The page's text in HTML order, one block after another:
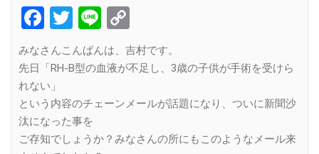
Facebook
Twitter
Line
Link
みなさんこんばんは、吉村です。
先日「RH-B型の血液が不足し、3歳の子供が手術を受けら
れない」
という内容のチェーンメールが話題になり、ついに新聞沙
汰になった事を
ご存知でしょうか？みなさんの所にもこのようなメール来